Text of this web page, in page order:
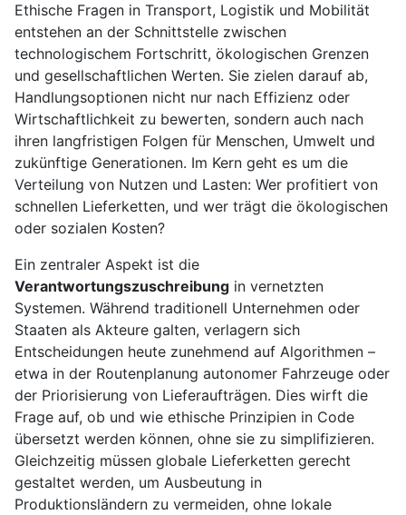
Ethische Fragen in Transport, Logistik und Mobilität
entstehen an der Schnittstelle zwischen
technologischem Fortschritt, ökologischen Grenzen
und gesellschaftlichen Werten. Sie zielen darauf ab,
Handlungsoptionen nicht nur nach Effizienz oder
Wirtschaftlichkeit zu bewerten, sondern auch nach
ihren langfristigen Folgen für Menschen, Umwelt und
zukünftige Generationen. Im Kern geht es um die
Verteilung von Nutzen und Lasten: Wer profitiert von
schnellen Lieferketten, und wer trägt die ökologischen
oder sozialen Kosten?
Ein zentraler Aspekt ist die
Verantwortungszuschreibung in vernetzten
Systemen. Während traditionell Unternehmen oder
Staaten als Akteure galten, verlagern sich
Entscheidungen heute zunehmend auf Algorithmen –
etwa in der Routenplanung autonomer Fahrzeuge oder
der Priorisierung von Lieferaufträgen. Dies wirft die
Frage auf, ob und wie ethische Prinzipien in Code
übersetzt werden können, ohne sie zu simplifizieren.
Gleichzeitig müssen globale Lieferketten gerecht
gestaltet werden, um Ausbeutung in
Produktionsländern zu vermeiden, ohne lokale